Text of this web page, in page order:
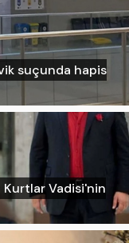
suçunda hapis
Kurtlar Vadisi'nin